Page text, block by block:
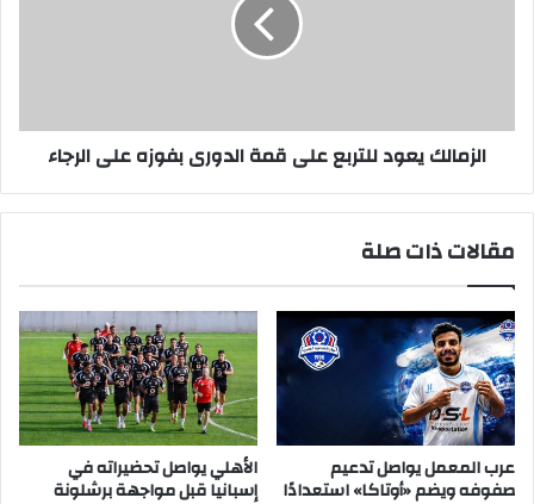
الرجاء
الزمالك يعود للتربع على قمة الدورى بفوزه على الرجاء
مقالات ذات صلة
عرب المعمل يواصل تدعيم
صفوفه ويضم «أوتاكا» استعدادًا
الأهلي يواصل تحضيراته في
إسبانيا قبل مواجهة برشلونة